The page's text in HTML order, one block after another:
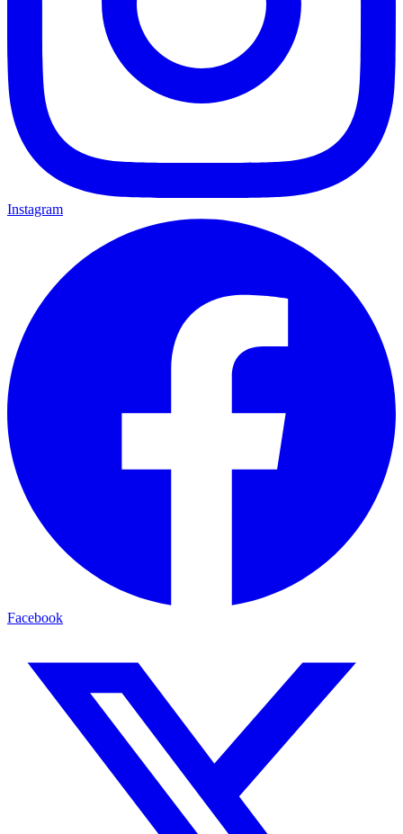
Instagram
Facebook